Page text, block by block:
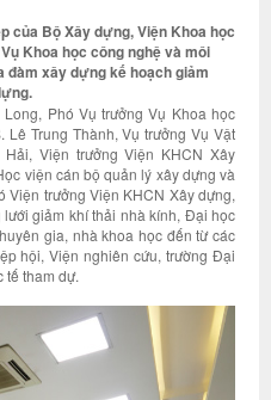
của Bộ Xây dựng, Viện Khoa học
Khoa học công nghệ và môi
xây dựng kế hoạch giảm
Phó Vụ trưởng Vụ Khoa học
Lê Trung Thành, Vụ trưởng Vụ Vật
Viện trưởng Viện KHCN Xây
viện cán bộ quản lý xây dựng và
Viện trưởng Viện KHCN Xây dựng,
lưới giảm khí thải nhà kính, Đại học
gia, nhà khoa học đến từ các
hội, Viện nghiên cứu, trường Đại
tế tham dự.